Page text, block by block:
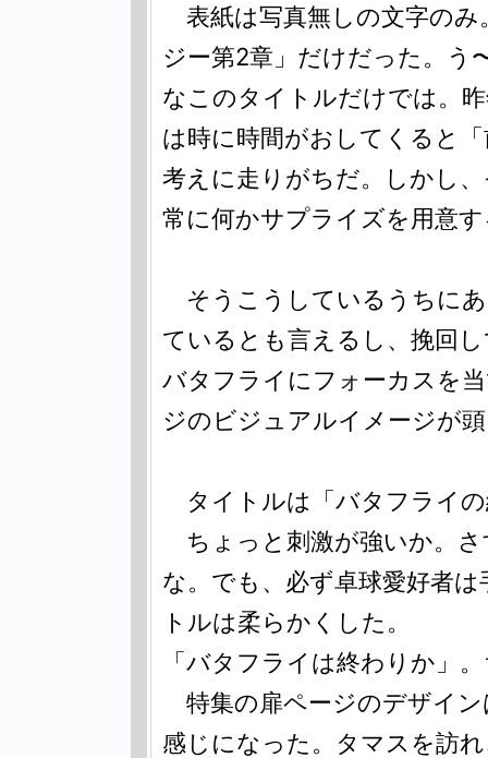
表紙は写真無しの文字のみ
ジー第2章」だけだった。
なこのタイトルだけでは。
は時に時間がおしてくると
考えに走りがちだ。しかし
常に何かサプライズを用意
そうこうしているうちに
ているとも言えるし、挽回
バタフライにフォーカスを
ジのビジュアルイメージが
タイトルは「バタフライ
ちょっと刺激が強いか。
な。でも、必ず卓球愛好者
トルは柔らかくした。
「バタフライは終わりか」
特集の扉ページのデザイ
感じになった。タマスを訪